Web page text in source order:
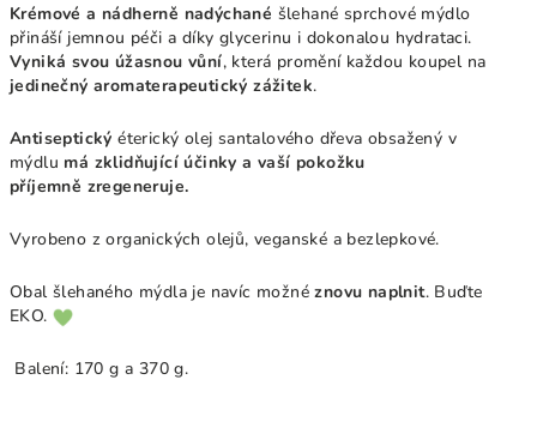
Krémové a nádherně nadýchané šlehané sprchové mýdlo
přináší jemnou péči a díky glycerinu i dokonalou hydrataci.
Vyniká svou úžasnou vůní, která promění každou koupel na
jedinečný aromaterapeutický zážitek.
Antiseptický éterický olej santalového dřeva obsažený v
mýdlu má zklidňující účinky a vaší pokožku
příjemně zregeneruje.
Vyrobeno z organických olejů, veganské a bezlepkové.
Obal šlehaného mýdla je navíc možnéznovu naplnit. Buďte
EKO.
Balení: 170 g a 370 g.